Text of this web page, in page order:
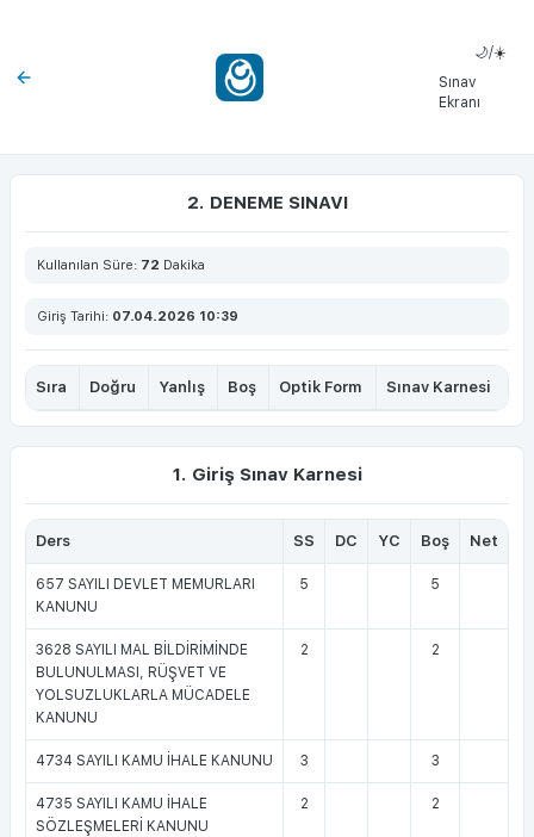
🌙/☀️
Sınav
Ekranı
2. DENEME SINAVI
Kullanılan Süre: 72 Dakika
Giriş Tarihi: 07.04.2026 10:39
Sıra Doğru Yanlış Boş Optik Form Sınav Karnesi
1. Giriş Sınav Karnesi
Ders SS DC YC Boş Net
657 SAYILI DEVLET MEMURLARI
KANUNU
5 5
3628 SAYILI MAL BİLDİRİMİNDE
BULUNULMASI, RÜŞVET VE
YOLSUZLUKLARLA MÜCADELE
KANUNU
2 2
4734 SAYILI KAMU İHALE KANUNU 3 3
4735 SAYILI KAMU İHALE
SÖZLEŞMELERİ KANUNU
2 2